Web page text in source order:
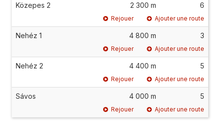
Közepes 2 2 300 m 6
Rejouer Ajouter une route
Nehéz 1 4 800 m 3
Rejouer Ajouter une route
Nehéz 2 4 400 m 5
Rejouer Ajouter une route
Sávos 4 000 m 5
Rejouer Ajouter une route